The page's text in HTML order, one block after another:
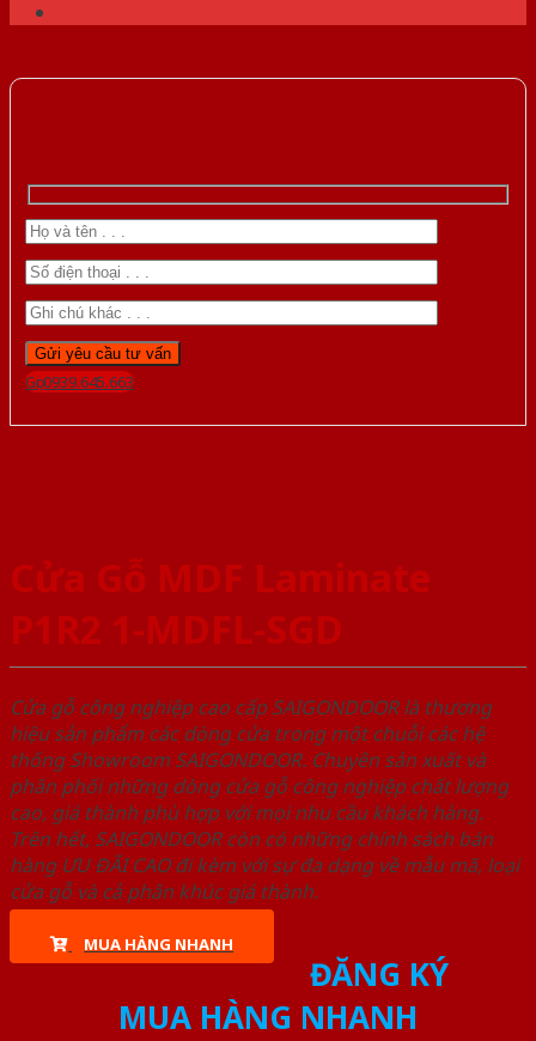
Gọi 0939.645.663
Cửa Gỗ MDF Laminate
P1R2 1-MDFL-SGD
Cửa gỗ công nghiệp cao cấp SAIGONDOOR là thương
hiệu sản phẩm các dòng cửa trong một chuỗi các hệ
thống Showroom SAIGONDOOR. Chuyên sản xuất và
phân phối những dòng cửa gỗ công nghiệp chất lượng
cao, giá thành phù hợp với mọi nhu cầu khách hàng.
Trên hết, SAIGONDOOR còn có những chính sách bán
hàng ƯU ĐÃI CAO đi kèm với sự đa dạng về mẫu mã, loại
cửa gỗ và cả phân khúc giá thành.
MUA HÀNG NHANH
ĐĂNG KÝ
MUA HÀNG NHANH